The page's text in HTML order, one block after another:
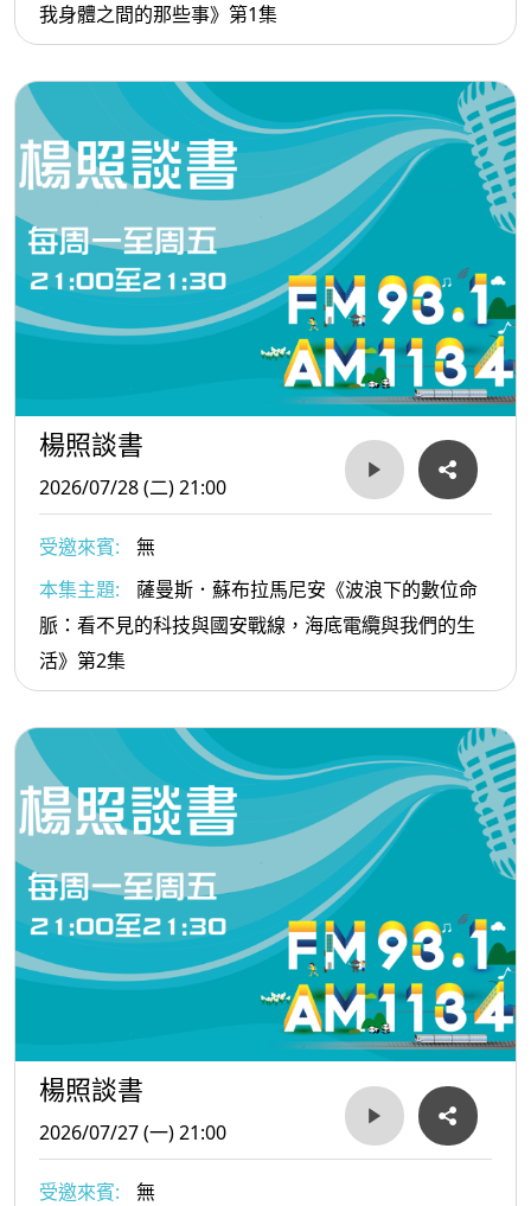
我身體之間的那些事》第1集
楊照談書
2026/07/28 (二) 21:00
受邀來賓:
無
本集主題:
薩曼斯．蘇布拉馬尼安《波浪下的數位命
脈：看不見的科技與國安戰線，海底電纜與我們的生
活》第2集
楊照談書
2026/07/27 (一) 21:00
受邀來賓:
無